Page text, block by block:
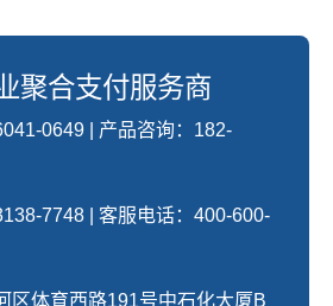
聚合支付服务商
0649 | 产品咨询：182-
7748 | 客服电话：400-600-
区体育西路191号中石化大厦B